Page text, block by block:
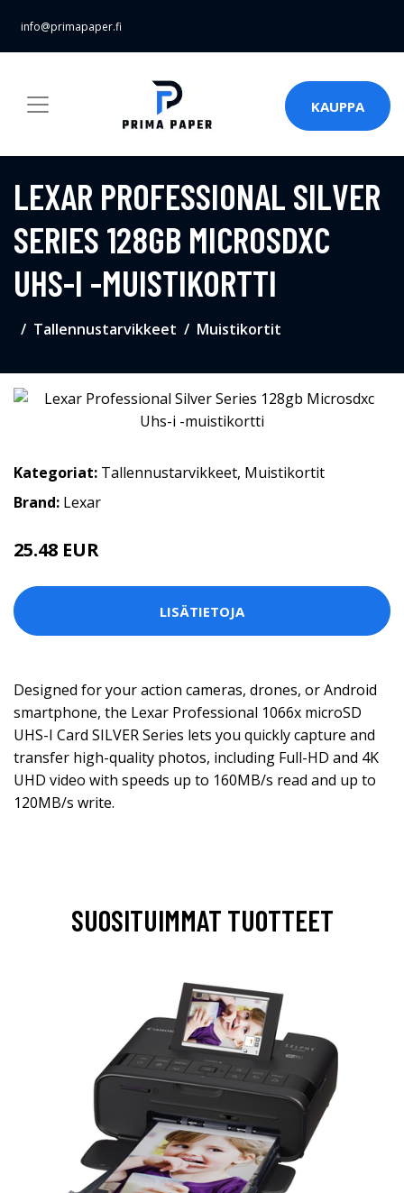
info@primapaper.fi
KAUPPA
LEXAR PROFESSIONAL SILVER
SERIES 128GB MICROSDXC
UHS-I -MUISTIKORTTI
Tallennustarvikkeet Muistikortit
Kategoriat: Tallennustarvikkeet, Muistikortit
Brand: Lexar
25.48 EUR
LISÄTIETOJA
Designed for your action cameras, drones, or Android
smartphone, the Lexar Professional 1066x microSD
UHS-I Card SILVER Series lets you quickly capture and
transfer high-quality photos, including Full-HD and 4K
UHD video with speeds up to 160MB/s read and up to
120MB/s write.
SUOSITUIMMAT TUOTTEET